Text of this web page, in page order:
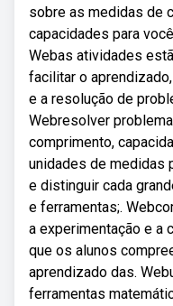
sobre as medidas de
capacidades para
Webas atividades
facilitar o
e a resolução de
Webresolver
comprimento,
unidades de medidas
e distinguir cada
e ferramentas;.
a experimentação e a
que os alunos
aprendizado das.
ferramentas